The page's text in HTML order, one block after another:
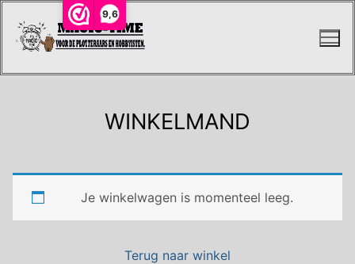
9,6
WINKELMAND
Je winkelwagen is momenteel leeg.
Terug naar winkel